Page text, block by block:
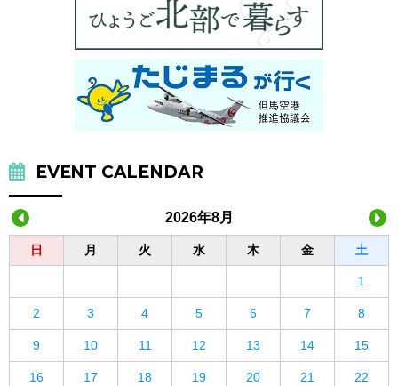
EVENT CALENDAR
2026年8月
日 月 火 水 木 金 土
1
2 3 4 5 6 7 8
9 10 11 12 13 14 15
16 17 18 19 20 21 22